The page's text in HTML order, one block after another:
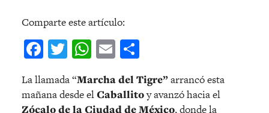
Comparte este artículo:
Facebook
Twitter
WhatsApp
Email
La llamada “Marcha del Tigre”arrancó esta
mañana desde elCaballitoy avanzó hacia el
Zócalo de la Ciudad de México, donde la